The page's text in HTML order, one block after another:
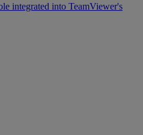
integrated into TeamViewer's